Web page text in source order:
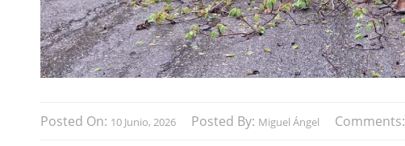
Posted On: 10 Junio, 2026 Posted By: Miguel Ángel Comments: